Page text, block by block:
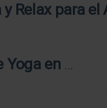
Relax para el
Yoga en